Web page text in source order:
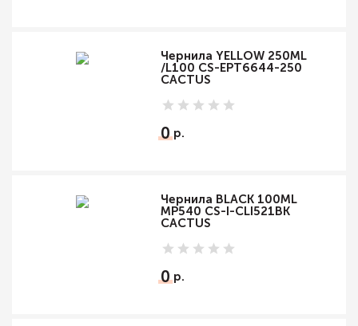
Чернила YELLOW 250ML
/L100 CS-EPT6644-250
CACTUS
0
Чернила BLACK 100ML
MP540 CS-I-CLI521BK
CACTUS
0